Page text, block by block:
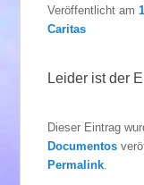
Veröffentlicht am
Caritas
Leider ist der
Dieser Eintrag
Documentos
Permalink